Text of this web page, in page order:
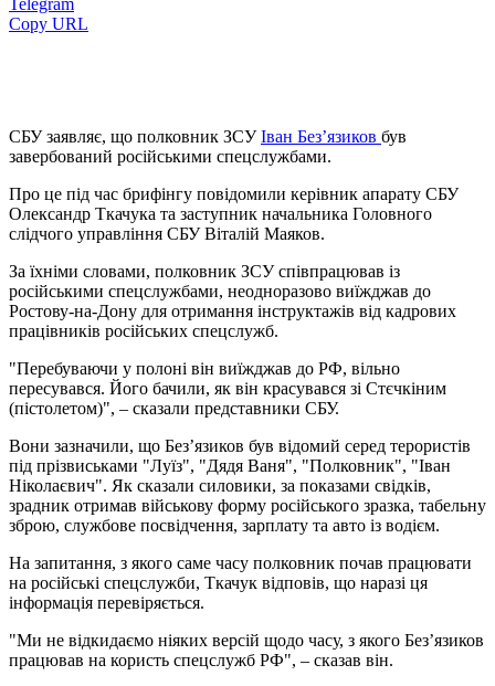
Copy URL
СБУ заявляє, що полковник ЗСУІван Без’язиков був
завербований російськими спецслужбами.
Про це під час брифінгу повідомили керівник апарату СБУ
Олександр Ткачука та заступник начальника Головного
слідчого управління СБУ Віталій Маяков.
За їхніми словами, полковник ЗСУ співпрацював із
російськими спецслужбами, неодноразово виїжджав до
Ростову-на-Дону для отримання інструктажів від кадрових
працівників російських спецслужб.
"Перебуваючи у полоні він виїжджав до РФ, вільно
пересувався. Його бачили, як він красувався зі Стєчкіним
(пістолетом)", – сказали представники СБУ.
Вони зазначили, що Без’язиков був відомий серед терористів
під прізвиськами "Луїз", "Дядя Ваня", "Полковник", "Іван
Ніколаєвич". Як сказали силовики, за показами свідків,
зрадник отримав військову форму російського зразка, табельну
зброю, службове посвідчення, зарплату та авто із водієм.
На запитання, з якого саме часу полковник почав працювати
на російські спецслужби, Ткачук відповів, що наразі ця
інформація перевіряється.
"Ми не відкидаємо ніяких версій щодо часу, з якого Без’язиков
працював на користь спецслужб РФ", – сказав він.